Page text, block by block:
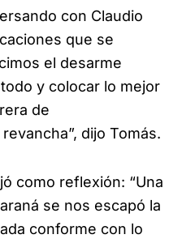
con Claudio
que se
el desarme
y colocar lo mejor
de
dijo Tomás.
como reflexión: “Una
se nos escapó la
conforme con lo